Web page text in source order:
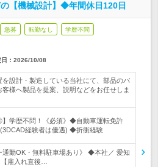
【機械設計】◆年間休日120日
急募 転勤なし 学歴不問
： 2026/10/08
設計・製造している当社にて、部品のバ
様へ製品を提案、説明などをお任せしま
】学歴不問！《必須》◆自動車運転免許
経験者は優遇) ◆折衝経験
通勤OK・無料駐車場あり》 ◆本社／ 愛知
雇入れ直後…